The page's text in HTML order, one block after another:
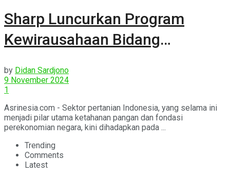
Sharp Luncurkan Program
Kewirausahaan Bidang
by Didan Sardjono
9 November 2024
1
Asrinesia.com - Sektor pertanian Indonesia, yang selama ini
menjadi pilar utama ketahanan pangan dan fondasi
perekonomian negara, kini dihadapkan pada ...
Trending
Comments
Latest